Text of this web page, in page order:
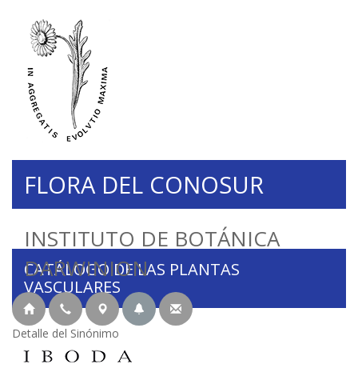
INSTITUTO DE BOTÁNICA
DARWINION
FLORA DEL CONOSUR
CATÁLOGO DE LAS PLANTAS
VASCULARES
Detalle del Sinónimo